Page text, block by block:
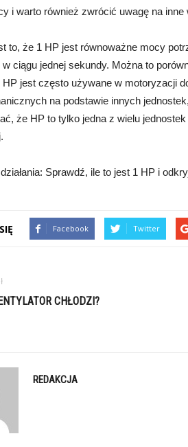
i warto również zwrócić uwagę na
to, że 1 HP jest równoważne mocy
w ciągu jednej sekundy. Można to
HP jest często używane w motoryzacji
na podstawie innych
że HP to tylko jedna z wielu
Sprawdź, ile to jest 1 HP i
Facebook Twitter
CHŁODZI?
REDAKCJA